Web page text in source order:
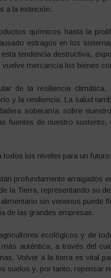
a la extinción.
químicos hasta la
estragos en los
tendencia destructiva,
mercancía los bienes
de la resiliencia
y la resiliencia. La salud
soberanía sobre
fuentes de nuestro
los niveles para un
profundamente arraigados
la Tierra, representando su
sin venenos puede
de las grandes empresas.
ecológicos y de
auténtica, a través del
Volver a la tierra es vital
suelos y, por tanto, repensar